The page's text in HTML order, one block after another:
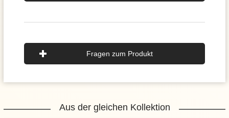
Fragen zum Produkt
Aus der gleichen Kollektion